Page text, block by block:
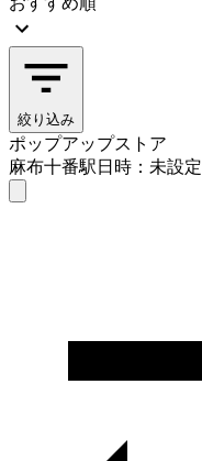
絞り込み
ポップアップストア
麻布十番駅日時：未設定